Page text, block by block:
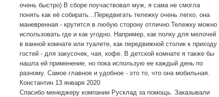
очень быстро) В сборе поучаствовал муж, я сама не смогла
понять как её собирать...Передвигать тележку очень легко, она
маневренная - крутится в любую сторону отлично.Тележку можно
использовать где и как угодно. Например, как полку для мелочей
в ванной комнате или туалете, как передвижной столик к приходу
гостей - для закусочек, чая, кофе. В детской комнате я также бы
нашла ей применение, но пока использую ее каждый день по
разному. Самое главное и удобное - это то, что она мобильная.
Константин 13 января 2020
Спасибо менеджеру компании Русклад за помощь. Заказывали